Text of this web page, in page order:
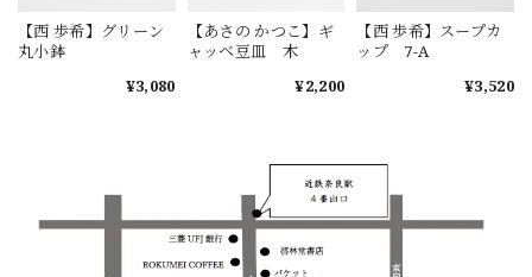
【西 歩希】グリーン
丸小鉢
¥3,080
【あさの かつこ】ギ
ャッベ豆皿 木
¥2,200
【西 歩希】スープカ
ップ 7-A
¥3,520